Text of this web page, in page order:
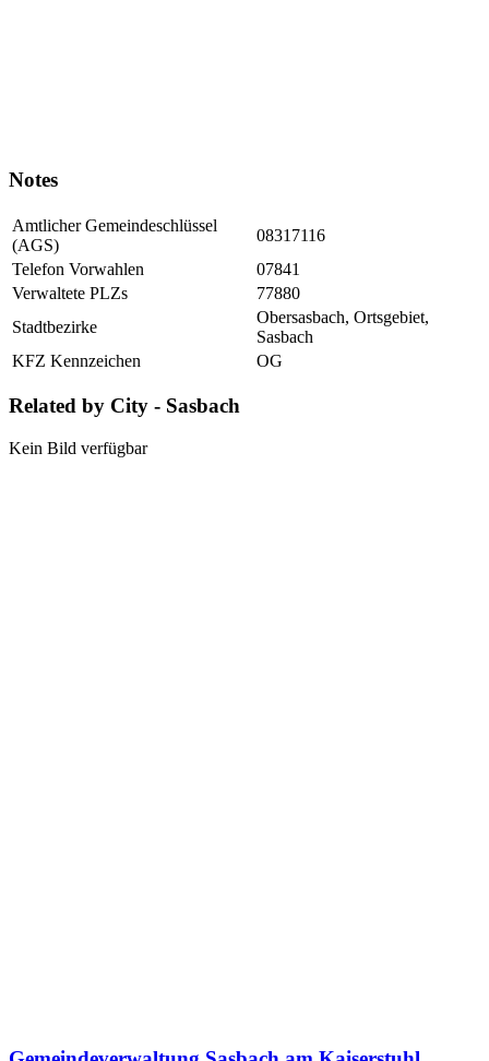
Notes
Amtlicher Gemeindeschlüssel
(AGS)
08317116
Telefon Vorwahlen
07841
Verwaltete PLZs
77880
Stadtbezirke
Obersasbach, Ortsgebiet,
Sasbach
KFZ Kennzeichen
OG
Related by City - Sasbach
Kein Bild verfügbar